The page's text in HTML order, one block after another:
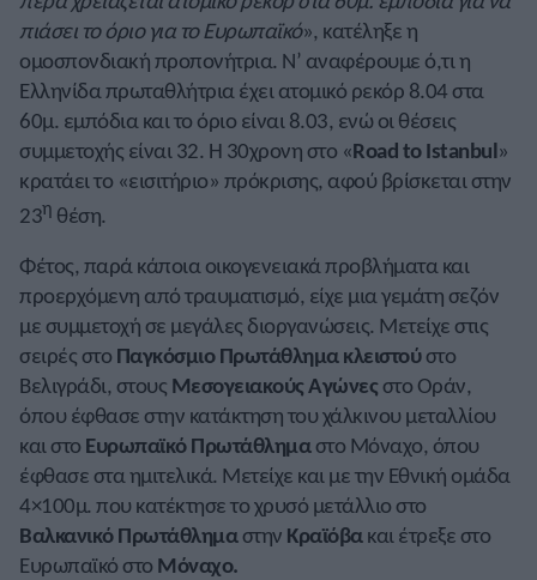
πιάσει το όριο για το Ευρωπαϊκό», κατέληξε η
ομοσπονδιακή προπονήτρια. Ν’ αναφέρουμε ό,τι η
Ελληνίδα πρωταθλήτρια έχει ατομικό ρεκόρ 8.04 στα
60μ. εμπόδια και το όριο είναι 8.03, ενώ οι θέσεις
συμμετοχής είναι 32. H 30χρονη στο «Road to Istanbul»
κρατάει το «εισιτήριο» πρόκρισης, αφού βρίσκεται στην
23η θέση.
Φέτος, παρά κάποια οικογενειακά προβλήματα και
προερχόμενη από τραυματισμό, είχε μια γεμάτη σεζόν
με συμμετοχή σε μεγάλες διοργανώσεις. Μετείχε στις
σειρές στο Παγκόσμιο Πρωτάθλημα κλειστούστο
Βελιγράδι, στους Μεσογειακούς Αγώνες στο Οράν,
όπου έφθασε στην κατάκτηση του χάλκινου μεταλλίου
και στο Ευρωπαϊκό Πρωτάθλημα στο Μόναχο, όπου
έφθασε στα ημιτελικά. Μετείχε και με την Εθνική ομάδα
4×100μ. που κατέκτησε το χρυσό μετάλλιο στο
Βαλκανικό Πρωτάθλημαστην Κραϊόβακαι έτρεξε στο
Ευρωπαϊκό στο Μόναχο.